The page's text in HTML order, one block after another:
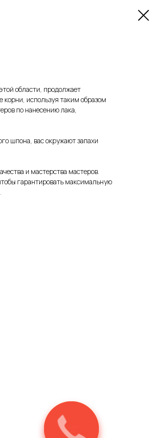
области, продолжает
корни, используя таким образом
по нанесению лака,
шпона, вас окружают запахи
и мастерства мастеров.
гарантировать максимальную
Заказать
звонок